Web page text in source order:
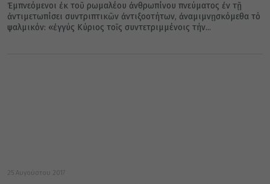
Ἐμπνεόμενοι ἐκ τοῦ ρωμαλέου ἀνθρωπίνου πνεύματος ἐν τῇ
ἀντιμετωπίσει συντριπτικῶν ἀντιξοοτήτων, ἀναμιμνῃσκόμεθα τό
ψαλμικόν: «ἐγγύς Κύριος τοῖς συντετριμμένοις τήν...
25 Αυγούστου 2017